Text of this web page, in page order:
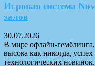
Игровая система
залов
30.07.2026
В мире офлайн-гемблинга,
высока как никогда,
технологических